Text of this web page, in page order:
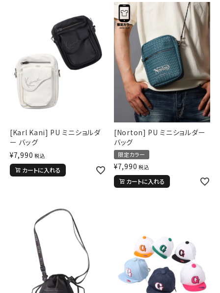
[Karl Kani] PU ミニショルダ
ー バッグ
¥7,990 税込
カートに入れる
[Norton] PU ミニショルダー
バッグ
限定カラー
¥7,990 税込
カートに入れる